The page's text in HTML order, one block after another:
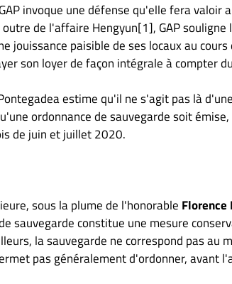
invoque une défense qu'elle fera
de l'affaire Hengyun[1], GAP
jouissance paisible de ses locaux au
son loyer de façon intégrale à compter
estime qu'il ne s'agit pas là
ordonnance de sauvegarde soit
de juin et juillet 2020.
sous la plume de l'honorable Florence
sauvegarde constitue une mesure
la sauvegarde ne correspond pas au
pas généralement d'ordonner, avant